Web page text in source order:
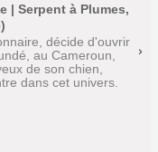
| Serpent à Plumes,
décide d'ouvrir
au Cameroun,
de son chien,
dans cet univers.